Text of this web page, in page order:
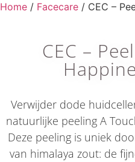
Home / Facecare / CEC –
CEC –
Verwijder dode
natuurlijke peeling A
Deze peeling is uniek
van himalaya zout: de